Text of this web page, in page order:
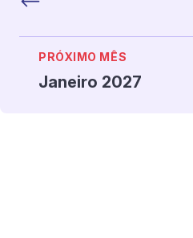
PRÓXIMO MÊS
Janeiro 2027